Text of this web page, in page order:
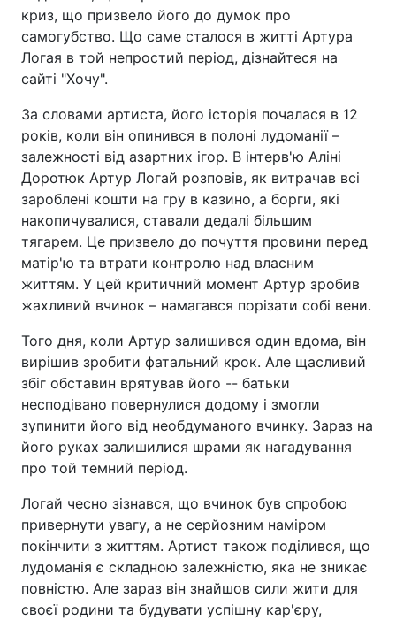
криз, що призвело його до думок про
самогубство. Що саме сталося в житті Артура
Логая в той непростий період, дізнайтеся на
сайті "Хочу".
За словами артиста, його історія почалася в 12
років, коли він опинився в полоні лудоманії –
залежності від азартних ігор. В інтерв'ю Аліні
Доротюк Артур Логай розповів, як витрачав всі
зароблені кошти на гру в казино, а борги, які
накопичувалися, ставали дедалі більшим
тягарем. Це призвело до почуття провини перед
матір'ю та втрати контролю над власним
життям. У цей критичний момент Артур зробив
жахливий вчинок – намагався порізати собі вени.
Того дня, коли Артур залишився один вдома, він
вирішив зробити фатальний крок. Але щасливий
збіг обставин врятував його -- батьки
несподівано повернулися додому і змогли
зупинити його від необдуманого вчинку. Зараз на
його руках залишилися шрами як нагадування
про той темний період.
Логай чесно зізнався, що вчинок був спробою
привернути увагу, а не серйозним наміром
покінчити з життям. Артист також поділився, що
лудоманія є складною залежністю, яка не зникає
повністю. Але зараз він знайшов сили жити для
своєї родини та будувати успішну кар'єру,